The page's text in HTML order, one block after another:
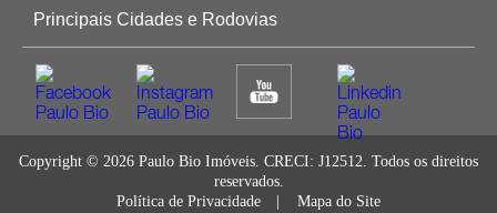
Principais Cidades e Rodovias
Copyright © 2026 Paulo Bio Imóveis. CRECI: J12512. Todos os direitos
reservados.
Política de Privacidade
| Mapa do Site